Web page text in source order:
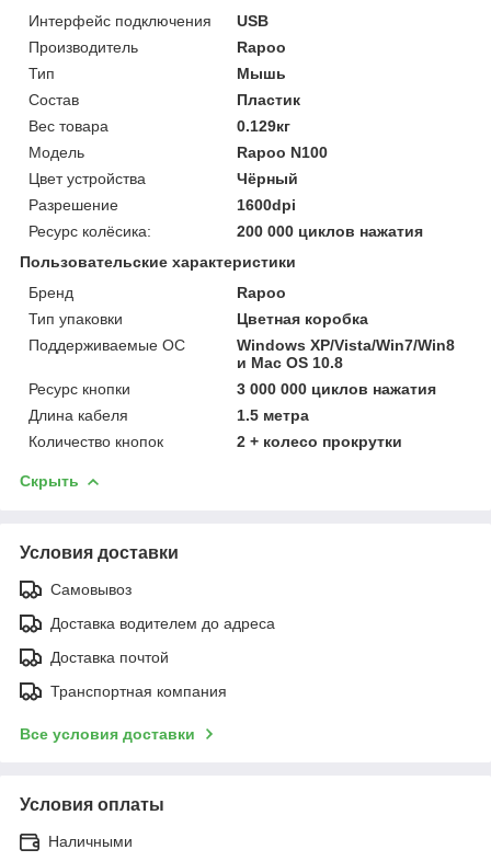
Интерфейс подключения
USB
Производитель
Rapoo
Тип
Мышь
Состав
Пластик
Вес товара
0.129кг
Модель
Rapoo N100
Цвет устройства
Чёрный
Разрешение
1600dpi
Ресурс колёсика:
200 000 циклов нажатия
Пользовательские характеристики
Бренд
Rapoo
Тип упаковки
Цветная коробка
Поддерживаемые ОС
Windows XP/Vista/Win7/Win8
и Mac OS 10.8
Ресурс кнопки
3 000 000 циклов нажатия
Длина кабеля
1.5 метра
Количество кнопок
2 + колесо прокрутки
Скрыть
Условия доставки
Самовывоз
Доставка водителем до адреса
Доставка почтой
Транспортная компания
Все условия доставки
Условия оплаты
Наличными